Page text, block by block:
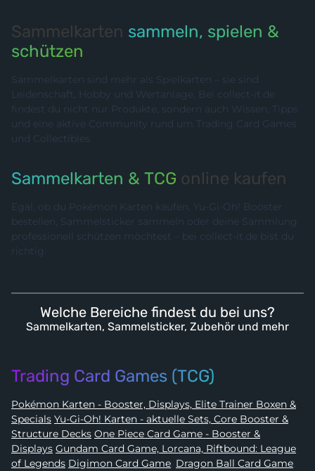
Sammelkarten sammeln, spielen &
schützen
Sammelkarten sind mehr als Spielkarten – sie sind
Leidenschaft, Hobby und Wertanlage. Bei collect-it.de
findest du nicht nur Produkte, sondern auch Wissen, Tipps
und eine aktive Community rund um Trading Card Games
und Collectibles.
Sammelkarten & TCG online kaufen
Egal, ob du Pokémon Karten kaufen, Yu-Gi-Oh! Booster
bestellen, Sammelsticker sammeln oder deine Sammlung
professionell schützen möchtest – bei collect-it.de bist du
richtig.
Welche Bereiche findest du bei uns?
Sammelkarten, Sammelsticker, Zubehör und mehr
Trading Card Games (TCG)
Pokémon Karten - Booster, Displays, Elite Trainer Boxen &
Specials Yu-Gi-Oh! Karten - aktuelle Sets, Core Booster &
Structure Decks One Piece Card Game - Booster &
Displays Gundam Card Game, Lorcana, Riftbound: League
of Legends
Digimon Card Game, Dragon Ball Card Game,